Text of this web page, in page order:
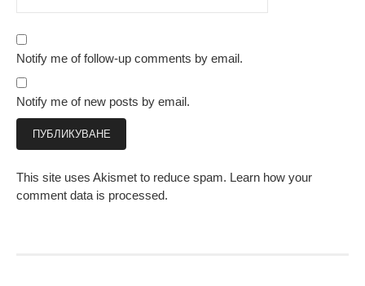
Notify me of follow-up comments by email.
Notify me of new posts by email.
This site uses Akismet to reduce spam. Learn how your
comment data is processed.